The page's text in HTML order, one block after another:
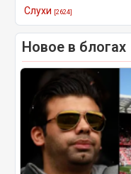
Слухи [2624]
Новое в блогах